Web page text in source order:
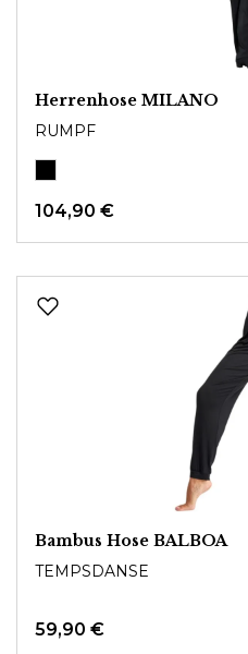
Herrenhose MILANO
RUMPF
104,90 €
Bambus Hose BALBOA
TEMPSDANSE
59,90 €